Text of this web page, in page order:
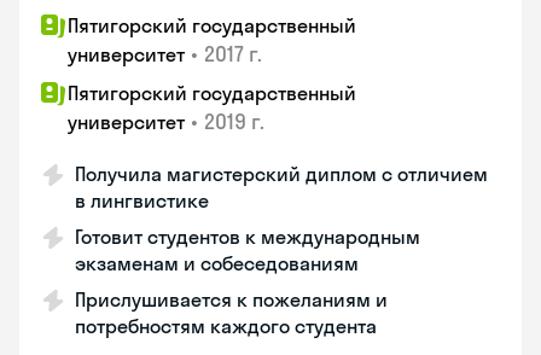
Пятигорский государственный
университет • 2017 г.
Пятигорский государственный
университет • 2019 г.
Получила магистерский диплом с отличием
в лингвистике
Готовит студентов к международным
экзаменам и собеседованиям
Прислушивается к пожеланиям и
потребностям каждого студента